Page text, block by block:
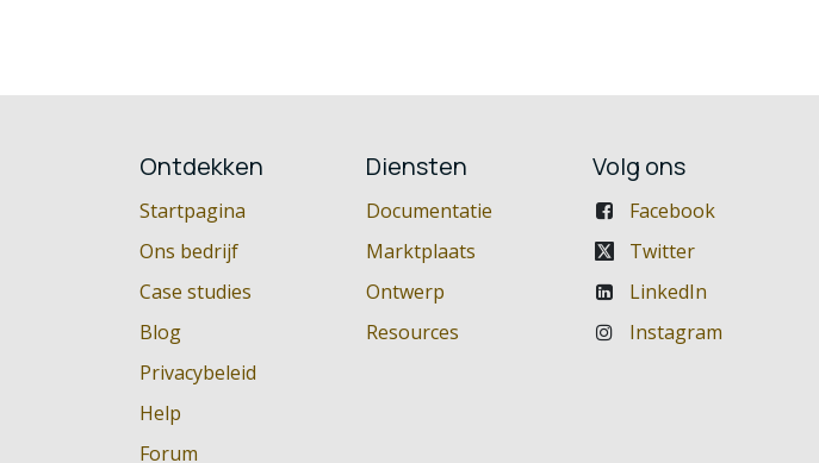
Ontdekken
Startpagina
Ons bedrijf
Case studies
Blog
Privacybeleid
Help
Forum
Diensten
Documentatie
Marktplaats
Ontwerp
Resources
Volg ons
Facebook
Twitter
LinkedIn
Instagram